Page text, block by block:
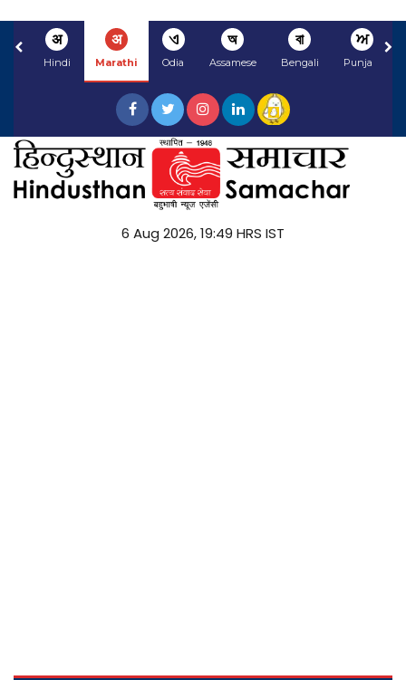
अ
Hindi
अ
Marathi
ଏ
Odia
অ
Assamese
বা
Bengali
ਅ
Punjabi
6 Aug 2026, 19:49 HRS IST